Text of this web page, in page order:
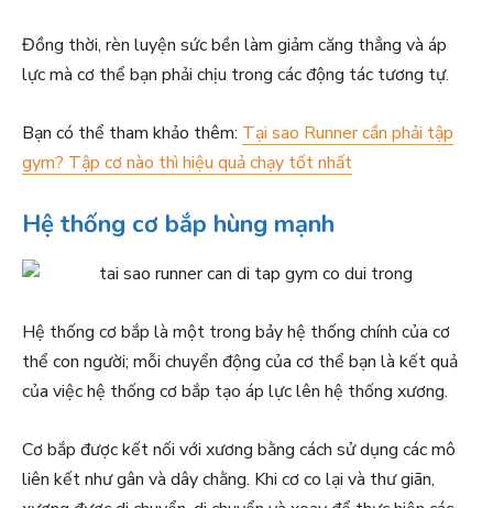
Đồng thời, rèn luyện sức bền làm giảm căng thẳng và áp
lực mà cơ thể bạn phải chịu trong các động tác tương tự.
Bạn có thể tham khảo thêm: Tại sao Runner cần phải tập
gym? Tập cơ nào thì hiệu quả chạy tốt nhất
Hệ thống cơ bắp hùng mạnh
Hệ thống cơ bắp là một trong bảy hệ thống chính của cơ
thể con người; mỗi chuyển động của cơ thể bạn là kết quả
của việc hệ thống cơ bắp tạo áp lực lên hệ thống xương.
Cơ bắp được kết nối với xương bằng cách sử dụng các mô
liên kết như gân và dây chằng. Khi cơ co lại và thư giãn,